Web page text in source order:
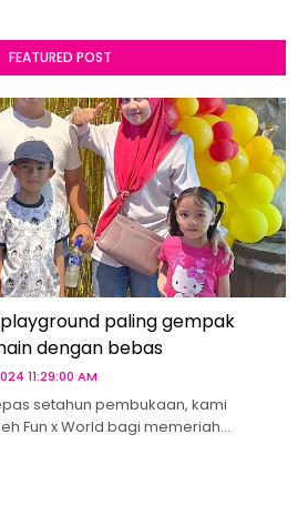
FEATURED POST
paling gempak
dengan bebas
11:29:00 AM
setahun pembukaan, kami
Fun x World bagi memeriah…